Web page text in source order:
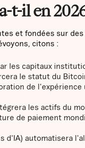
t-il en
et fondées sur
citons :
les capitaux
le statut du
de
les actifs du
de paiement
d'IA) automatisera